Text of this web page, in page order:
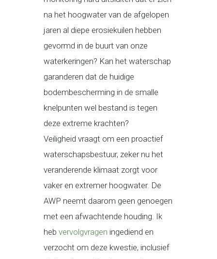
na het hoogwater van de afgelopen
jaren al diepe erosiekuilen hebben
gevormd in de buurt van onze
waterkeringen? Kan het waterschap
garanderen dat de huidige
bodembescherming in de smalle
knelpunten wel bestand is tegen
deze extreme krachten?
Veiligheid vraagt om een proactief
waterschapsbestuur, zeker nu het
veranderende klimaat zorgt voor
vaker en extremer hoogwater. De
AWP neemt daarom geen genoegen
met een afwachtende houding. Ik
heb vervolgvragen ingediend en
verzocht om deze kwestie, inclusief